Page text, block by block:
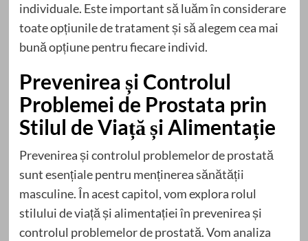
individuale. Este important să luăm în considerare
toate opțiunile de tratament și să alegem cea mai
bună opțiune pentru fiecare individ.
Prevenirea și Controlul
Problemei de Prostata prin
Stilul de Viață și Alimentație
Prevenirea și controlul problemelor de prostată
sunt esențiale pentru menținerea sănătății
masculine. În acest capitol, vom explora rolul
stilului de viață și alimentației în prevenirea și
controlul problemelor de prostată. Vom analiza